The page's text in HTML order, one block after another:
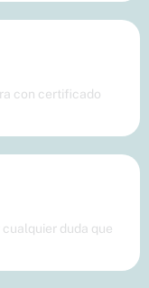
con certificado
duda que